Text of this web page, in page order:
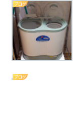
ブログ
ブログ